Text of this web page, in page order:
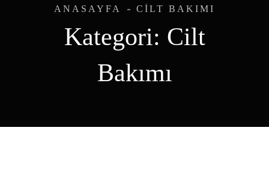
Kategori: Cilt
Bakımı
ANASAYFA CILT BAKIMI